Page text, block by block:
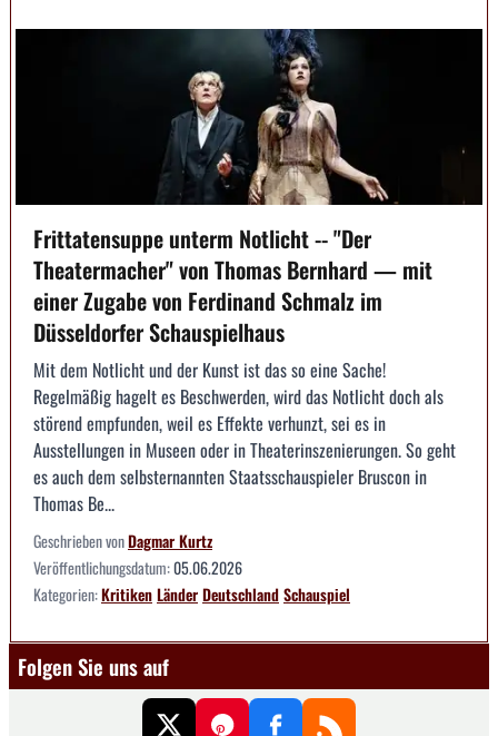
Frittatensuppe unterm Notlicht -- "Der
Theatermacher" von Thomas Bernhard — mit
einer Zugabe von Ferdinand Schmalz im
Düsseldorfer Schauspielhaus
Mit dem Notlicht und der Kunst ist das so eine Sache!
Regelmäßig hagelt es Beschwerden, wird das Notlicht doch als
störend empfunden, weil es Effekte verhunzt, sei es in
Ausstellungen in Museen oder in Theaterinszenierungen. So geht
es auch dem selbsternannten Staatsschauspieler Bruscon in
Thomas Be...
Geschrieben vonDagmar Kurtz
Veröffentlichungsdatum:05.06.2026
Kategorien:KritikenLänderDeutschlandSchauspiel
Folgen Sie uns auf